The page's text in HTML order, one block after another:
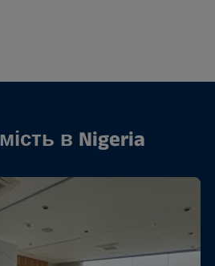
в Nigeria